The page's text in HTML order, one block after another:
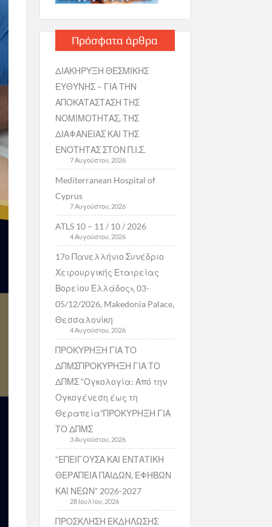
Πρόσφατα άρθρα
ΔΙΑΚΗΡΥΞΗ ΘΕΣΜΙΚΗΣ
ΕΥΘΥΝΗΣ – ΓΙΑ ΤΗΝ
ΑΠΟΚΑΤΑΣΤΑΣΗ ΤΗΣ
ΝΟΜΙΜΟΤΗΤΑΣ, ΤΗΣ
ΔΙΑΦΑΝΕΙΑΣ ΚΑΙ ΤΗΣ
ΕΝΟΤΗΤΑΣ ΣΤΟΝ Π.Ι.Σ.
7 Αυγούστου, 2026
Mediterranean Hospital of
Cyprus
7 Αυγούστου, 2026
ATLS 10 – 11 / 10 / 2026
4 Αυγούστου, 2026
17ο Πανελλήνιο Συνέδριο
Χειρουργικής Εταιρείας
Βορείου Ελλάδος», 03-
05/12/2026, Makedonia Palace,
Θεσσαλονίκη
4 Αυγούστου, 2026
ΠΡΟΚΥΡΗΞΗ ΓΙΑ ΤΟ
ΔΠΜΣΠΡΟΚΥΡΗΞΗ ΓΙΑ ΤΟ
ΔΠΜΣ “Ογκολογία: Από την
Ογκογένεση έως τη
Θεραπεία”ΠΡΟΚΥΡΗΞΗ ΓΙΑ
ΤΟ ΔΠΜΣ
3 Αυγούστου, 2026
“ΕΠΕΙΓΟΥΣΑ ΚΑΙ ΕΝΤΑΤΙΚΗ
ΘΕΡΑΠΕΙΑ ΠΑΙΔΩΝ, ΕΦΗΒΩΝ
ΚΑΙ ΝΕΩΝ” 2026-2027
28 Ιουλίου, 2026
ΠΡΟΣΚΛΗΣΗ ΕΚΔΗΛΩΣΗΣ